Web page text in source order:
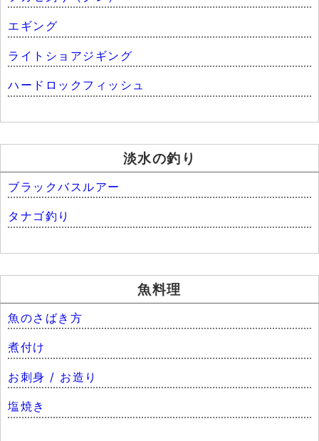
エギング
ライトショアジギング
ハードロックフィッシュ
淡水の釣り
ブラックバスルアー
タナゴ釣り
魚料理
魚のさばき方
煮付け
お刺身 / お造り
塩焼き